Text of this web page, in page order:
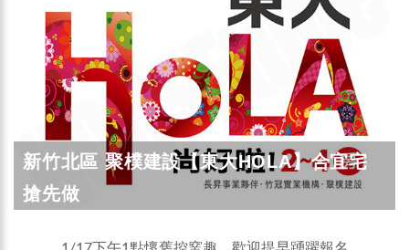
新竹北區 聚樸建設【東大HOLA】合宜宅
搶先做